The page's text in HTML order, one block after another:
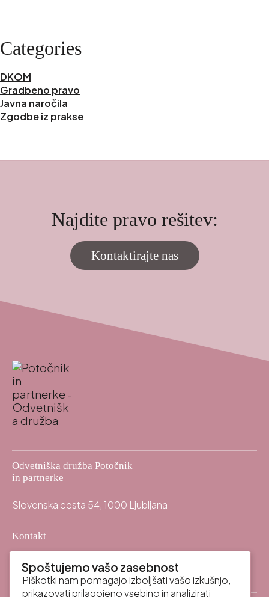
Categories
DKOM
Gradbeno pravo
Javna naročila
Zgodbe iz prakse
Najdite pravo rešitev:
Kontaktirajte nas
Odvetniška družba Potočnik
in partnerke
Slovenska cesta 54, 1000 Ljubljana
Kontakt
info@odpp.law
+386 (0)59 337 400
Spoštujemo vašo zasebnost
Piškotki nam pomagajo izboljšati vašo izkušnjo,
prikazovati prilagojeno vsebino in analizirati